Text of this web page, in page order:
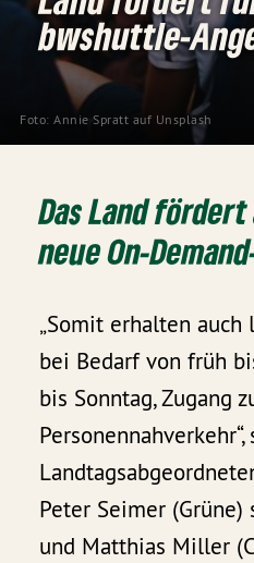
Foto: Annie Spratt auf Unsplash
bwshuttle-
Das Land
neue On-
„Somit erhalten
bei Bedarf von früh
bis Sonntag, Zugang
Personennahverkehr“,
Peter Seimer
und Matthias Miller